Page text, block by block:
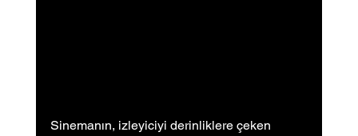
Sinemanın, izleyiciyi derinliklere çeken